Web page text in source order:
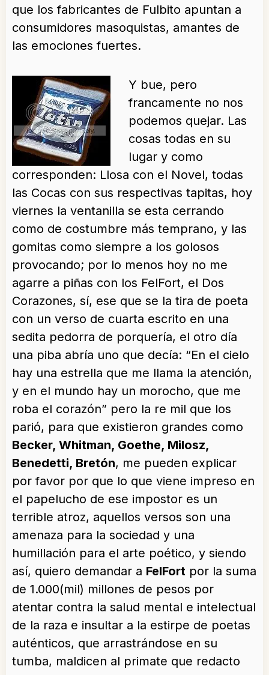
que los fabricantes de Fulbito apuntan a
consumidores masoquistas, amantes de
las emociones fuertes.
Y bue, pero
francamente no nos
podemos quejar. Las
cosas todas en su
lugar y como
corresponden: Llosa con el Novel, todas
las Cocas con sus respectivas tapitas, hoy
viernes la ventanilla se esta cerrando
como de costumbre más temprano, y las
gomitas como siempre a los golosos
provocando; por lo menos hoy no me
agarre a piñas con los FelFort, el Dos
Corazones, sí, ese que se la tira de poeta
con un verso de cuarta escrito en una
sedita pedorra de porquería, el otro día
una piba abría uno que decía: “En el cielo
hay una estrella que me llama la atención,
y en el mundo hay un morocho, que me
roba el corazón” pero la re mil que los
parió, para que existieron grandes como
Becker, Whitman, Goethe, Milosz,
Benedetti, Bretón, me pueden explicar
por favor por que lo que viene impreso en
el papelucho de ese impostor es un
terrible atroz, aquellos versos son una
amenaza para la sociedad y una
humillación para el arte poético, y siendo
así, quiero demandar a FelFort por la suma
de 1.000(mil) millones de pesos por
atentar contra la salud mental e intelectual
de la raza e insultar a la estirpe de poetas
auténticos, que arrastrándose en su
tumba, maldicen al primate que redacto